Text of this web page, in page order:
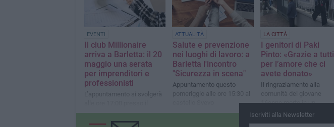
EVENTI
Il club Millionaire
arriva a Barletta: il 20
maggio una serata
per imprenditori e
professionisti
L’appuntamento si svolgerà
Circolo Tennis “Hugo
ATTUALITÀ
Salute e prevenzione
nei luoghi di lavoro: a
Barletta l'incontro
"Sicurezza in scena"
Appuntamento questo
pomeriggio alle ore 15:30 al
LA CITTÀ
I genitori di Paki
Pinto: «Grazie a tutti
per l’amore che ci
avete donato»
Il ringraziamento alla
comunità del giovane
16enne morto in un
incidente con lo scooter
Iscriviti alla Newsletter